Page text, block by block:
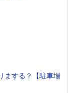
まする？【駐車場